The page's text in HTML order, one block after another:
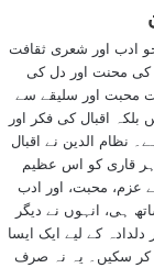
ادب اور شعری ثقافت
کی محنت اور دل کی
محبت اور سلیقے سے
اقبال کی فکر اور
نظام الدین نے اقبال
ہر قاری کو اس عظیم
عزم، محبت، اور ادب
ہی، انہوں نے دیگر
کے لیے ایک ایسا
کر سکیں۔ یہ نہ صرف